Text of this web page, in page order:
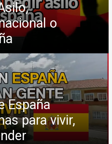
o
España
para vivir,